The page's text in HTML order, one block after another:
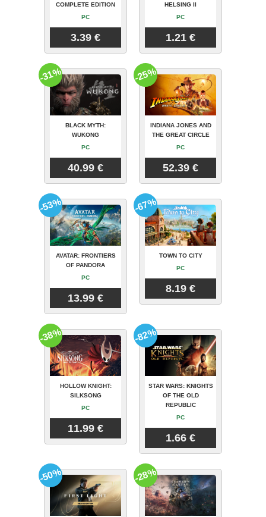
COMPLETE EDITION
PC
3.39 €
HELSING II
PC
1.21 €
BLACK MYTH:
WUKONG
PC
40.99 €
-31%
INDIANA JONES AND
THE GREAT CIRCLE
PC
52.39 €
-25%
AVATAR: FRONTIERS
OF PANDORA
PC
13.99 €
-53%
TOWN TO CITY
PC
8.19 €
-67%
HOLLOW KNIGHT:
SILKSONG
PC
11.99 €
-38%
STAR WARS: KNIGHTS
OF THE OLD
REPUBLIC
PC
1.66 €
-82%
-50% -28%